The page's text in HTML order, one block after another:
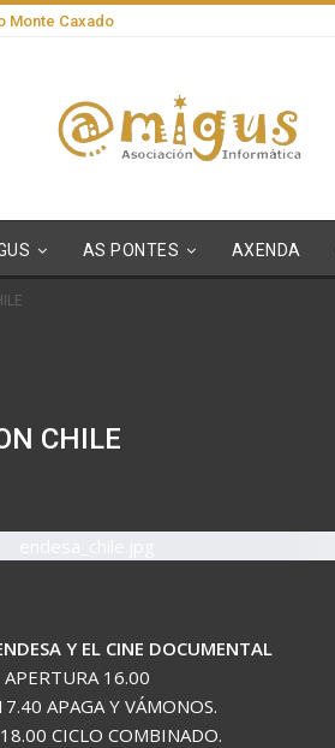
Monte Caxado
AS PONTES AXENDA
CHILE
Y EL CINE DOCUMENTAL
APERTURA 16.00
APAGA Y VÁMONOS.
CICLO COMBINADO.